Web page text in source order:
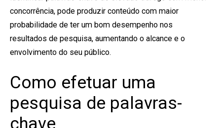
concorrência, pode produzir conteúdo com maior
probabilidade de ter um bom desempenho nos
resultados de pesquisa, aumentando o alcance e o
envolvimento do seu público.
Como efetuar uma
pesquisa de palavras-
chave